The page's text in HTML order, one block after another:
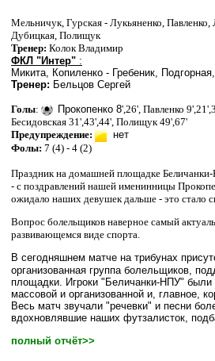
Мельничук, Гурская - Лукьяненко,
Дубицкая, Полищук
Тренер: Колок Владимир
ФКЛ "Интер" :
Микита, Копиленко - Гребеник,
Тренер: Бельцов Сергей
Голы: Прокопенко 8' ,26' , Павленко 9' ,21 '
Бесидовская 31',43',44', Полищук 49',67'
Предупреждение:
нет
Фолы: 7 (4) - 4 (2)
Праздник на домашней площадке
- с поздравлений нашей именинницы
ожидало наших девушек дальше - это стало
Вопрос болельщиков наверное самый
развивающемся виде спорта.
В сегодняшнем матче на трибунах
организованная группа болельщиков,
площадки. Игроки "Беличанки-НПУ" были
массовой и организованной и, главное,
Весь матч звучали "речевки" и песни
вдохновлявшие наших футзалисток,
полный отчёт>>